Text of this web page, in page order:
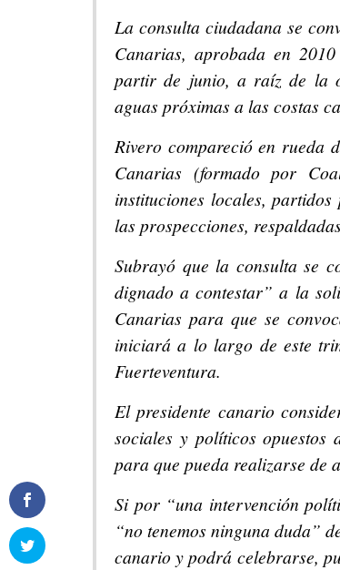
La consulta ciudadana se
Canarias, aprobada en
partir de junio, a raíz de la
aguas próximas a las costas
Rivero compareció en rueda
Canarias (formado por
instituciones locales,
las prospecciones,
Subrayó que la consulta se
dignado a contestar” a la
Canarias para que se
iniciará a lo largo de este
Fuerteventura.
El presidente canario
sociales y políticos opuestos
para que pueda realizarse de
Si por “una intervención
“no tenemos ninguna duda”
canario y podrá celebrarse,